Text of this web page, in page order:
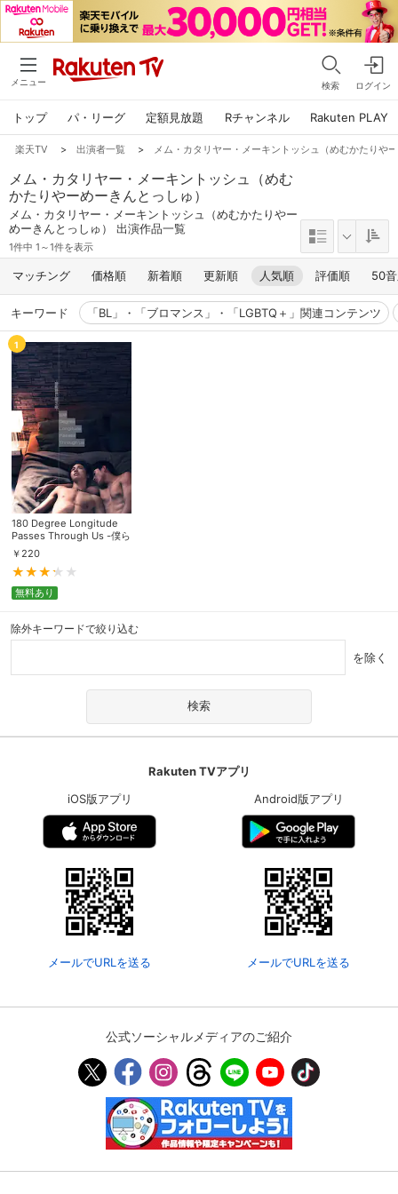
メニュー 検索 ログイン
トップ パ・リーグ 定額見放題 Rチャンネル Rakuten PLAY
楽天TV > 出演者一覧 > メム・カタリヤー・メーキントッシュ（めむかたりや
メム・カタリヤー・メーキントッシュ（めむ
かたりやーめーきんとっしゅ）
メム・カタリヤー・メーキントッシュ（めむかたりやー
めーきんとっしゅ） 出演作品一覧
1件中 1～1件を表示
マッチング 価格順 新着順 更新順 人気順 評価順 50
キーワード 「BL」・「ブロマンス」・「LGBTQ＋」関連コンテンツ
1
180 Degree Longitude
Passes Through Us -僕ら
を隔てる境界線-
￥ 220
無料あり
除外キーワードで絞り込む
を除く
Rakuten TVアプリ
iOS版アプリ
メールでURLを送る
Android版アプリ
メールでURLを送る
公式ソーシャルメディアのご紹介